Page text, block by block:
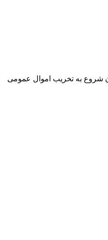
شروع به تخریب اموال عمومی